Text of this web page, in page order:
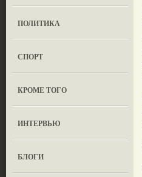
ПОЛИТИКА
СПОРТ
КРОМЕ ТОГО
ИНТЕРВЬЮ
БЛОГИ